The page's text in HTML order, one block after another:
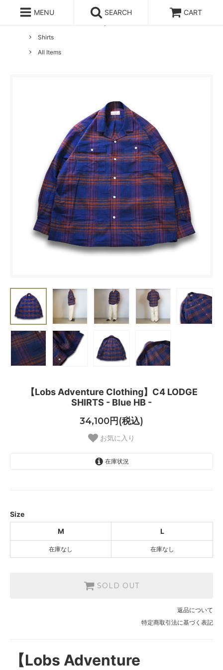
MENU SEARCH CART
Shirts
All Items
【Lobs Adventure Clothing】C4 LODGE
SHIRTS - Blue HB -
34,100円(税込)
お気に入り
在庫状況
Size
M
L
在庫なし 在庫なし
SOLD OUT
返品について
特定商取引法に基づく表記
【Lobs Adventure